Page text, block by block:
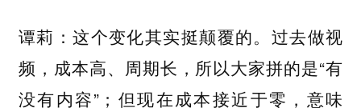
谭莉：这个变化其实挺颠覆的。过去做视
频，成本高、周期长，所以大家拼的是“有
没有内容”；但现在成本接近于零，意味